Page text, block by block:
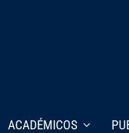
ACADÉMICOS